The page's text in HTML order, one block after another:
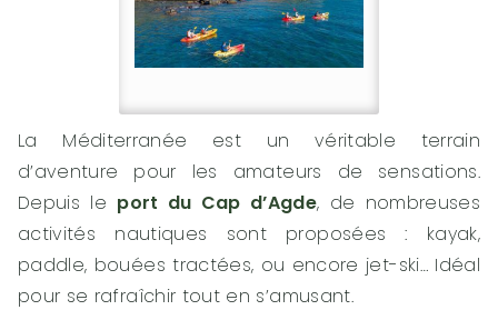
La Méditerranée est un véritable terrain
d’aventure pour les amateurs de sensations.
Depuis le port du Cap d’Agde, de nombreuses
activités nautiques sont proposées : kayak,
paddle, bouées tractées, ou encore jet-ski… Idéal
pour se rafraîchir tout en s’amusant.